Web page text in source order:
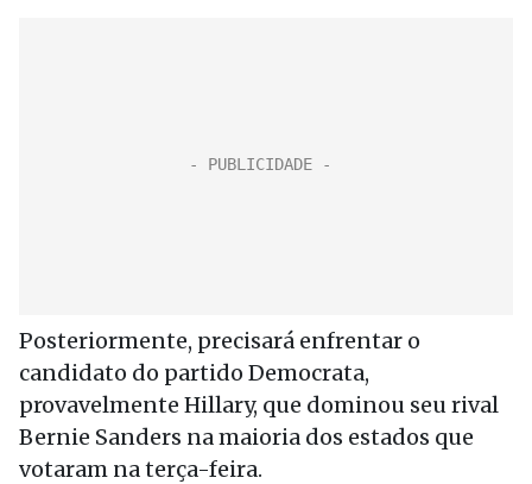
Posteriormente, precisará enfrentar o
candidato do partido Democrata,
provavelmente Hillary, que dominou seu rival
Bernie Sanders na maioria dos estados que
votaram na terça-feira.